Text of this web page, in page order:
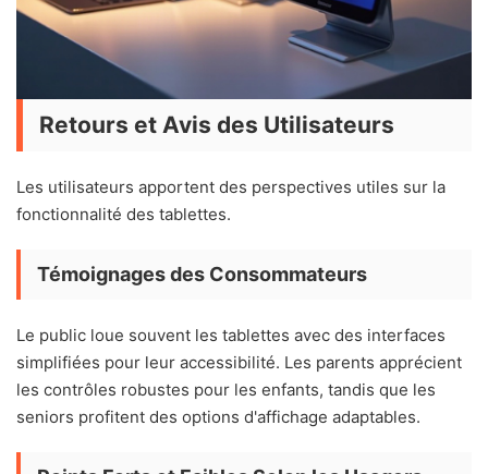
Retours et Avis des Utilisateurs
Les utilisateurs apportent des perspectives utiles sur la
fonctionnalité des tablettes.
Témoignages des Consommateurs
Le public loue souvent les tablettes avec des interfaces
simplifiées pour leur accessibilité. Les parents apprécient
les contrôles robustes pour les enfants, tandis que les
seniors profitent des options d'affichage adaptables.